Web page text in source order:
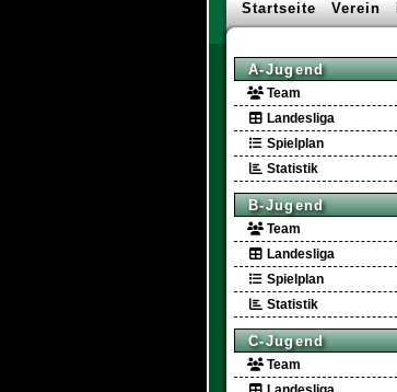
Startseite Verein
A-Jugend
Team
Landesliga
Spielplan
Statistik
B-Jugend
Team
Landesliga
Spielplan
Statistik
C-Jugend
Team